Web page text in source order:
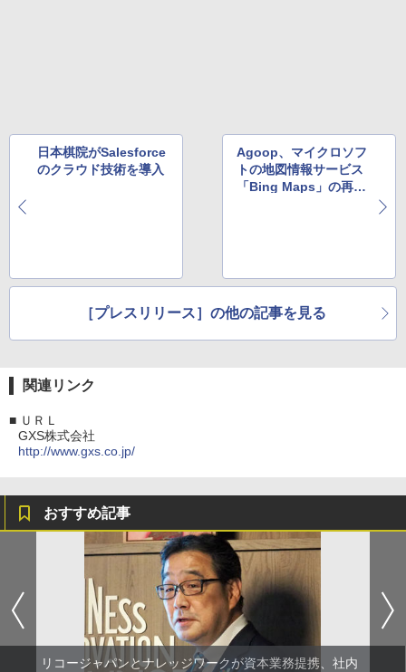
日本棋院がSalesforce
のクラウド技術を導入
Agoop、マイクロソフ
トの地図情報サービス
「Bing Maps」の再販
［プレスリリース］の他の記事を見る
関連リンク
■ ＵＲＬ
GXS株式会社
http://www.gxs.co.jp/
おすすめ記事
リコージャパンとナレッジワークが資本業務提携、社内